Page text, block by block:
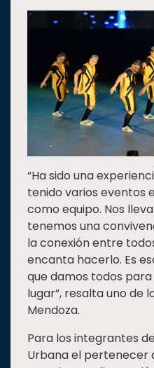
“Ha sido una
tenido varios eventos
como equipo. Nos
tenemos una
la conexión entre
encanta hacerlo. Es
que damos todos
lugar”, resalta uno de
Mendoza.
Para los integrantes
Urbana el pertenecer